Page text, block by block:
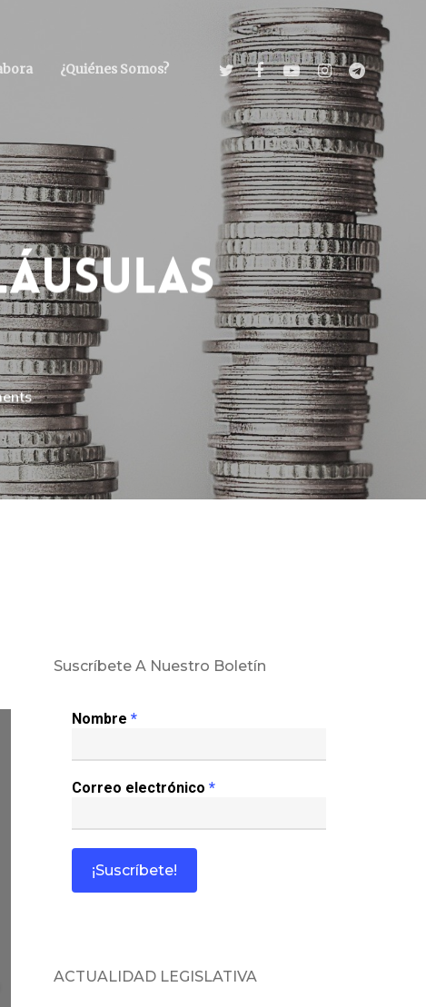
¿Quiénes Somos?
Suscríbete A Nuestro Boletín
Nombre *
Correo electrónico *
ACTUALIDAD LEGISLATIVA